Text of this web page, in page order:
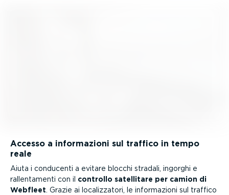
Accesso a infor­ma­zioni sul traffico in tempo
reale
Aiuta i conducenti a evitare blocchi stradali, ingorghi e
rallen­ta­menti con il controllo satellitare per camion di
Webfleet. Grazie ai localiz­zatori, le infor­ma­zioni sul traffico